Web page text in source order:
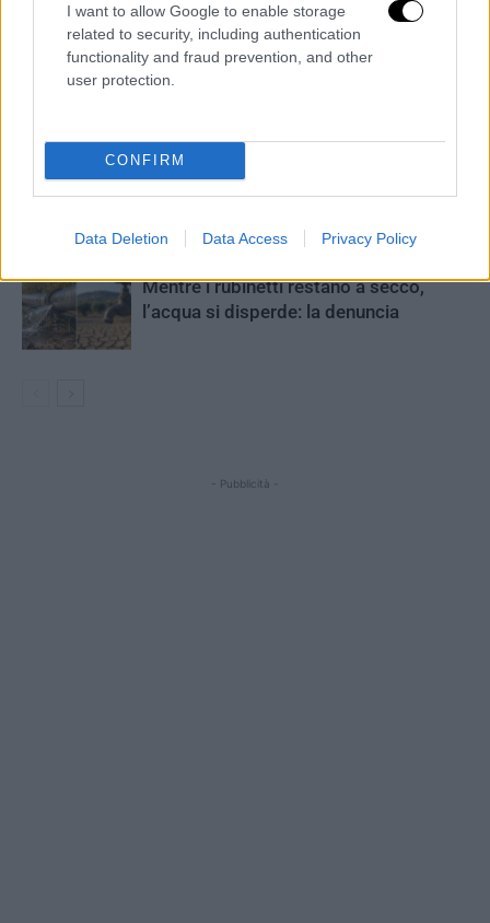
I want to allow Google to enable storage
related to security, including authentication
functionality and fraud prevention, and other
user protection.
CONFIRM
Data Deletion Data Access Privacy Policy
ARTICOLI CORRELATI ALTRO DALL'AUTORE
Cade durante un percorso di Moto
Pineta in fiamme in Valle Caudina: Vigili
Mentre i rubinetti restano a secco,
l’acqua si disperde: la denuncia
- Pubblicità -